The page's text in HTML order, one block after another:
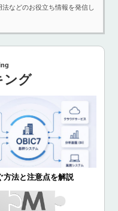
法などのお役立ち情報を発信し
ング
方法と注意点を解説